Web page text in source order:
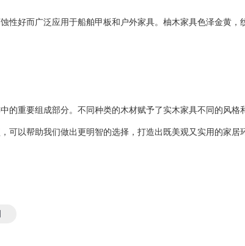
性好而广泛应用于船舶甲板和户外家具。柚木家具色泽金黄
的重要组成部分。不同种类的木材赋予了实木家具不同的风
可以帮助我们做出更明智的选择，打造出既美观又实用的家居